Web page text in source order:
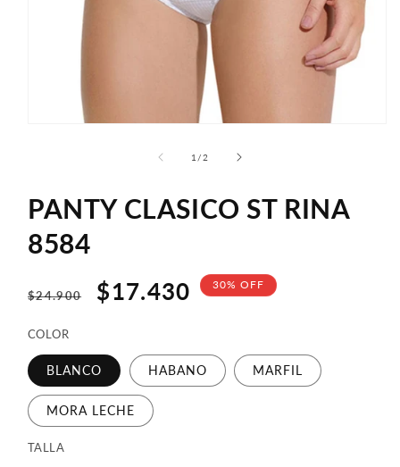
una
ventana
modal
1 /de
2
PANTY CLASICO ST RINA
8584
Precio
habitual
$24.900
Precio
oferta
$17.430 30% OFF
COLOR
BLANCO HABANO MARFIL
MORA LECHE
TALLA